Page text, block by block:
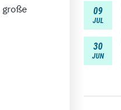
09
JUL
30
JUN